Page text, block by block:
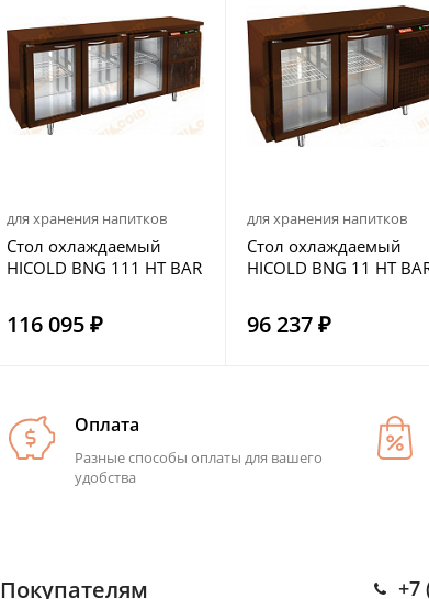
для хранения напитков
Стол охлаждаемый
HICOLD BNG 111 HT BAR
116 095 ₽
для хранения напитков
Стол охлаждаемый
HICOLD BNG 11 HT
96 237 ₽
Оплата
Разные способы оплаты для вашего
удобства
Покупателям +7